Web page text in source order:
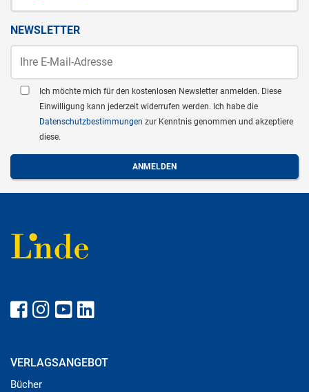
NEWSLETTER
Ich möchte mich für den kostenlosen Newsletter anmelden. Diese
Einwilligung kann jederzeit widerrufen werden. Ich habe die
Datenschutzbestimmungen zur Kenntnis genommen und akzeptiere
diese.
VERLAGSANGEBOT
Bücher